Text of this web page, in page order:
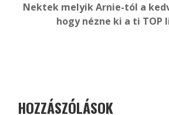
Nektek melyik Arnie-tól a
hogy nézne ki a ti TOP
HOZZÁSZÓLÁSOK